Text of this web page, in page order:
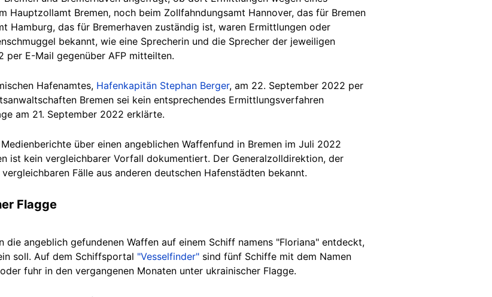
Hauptzollamt Bremen, noch beim Zollfahndungsamt Hannover, das für Bremen
Hamburg, das für Bremerhaven zuständig ist, waren Ermittlungen oder
bekannt, wie eine Sprecherin und die Sprecher der jeweiligen
per E-Mail gegenüber AFP mitteilten.
Hafenamtes, Hafenkapitän Stephan Berger, am 22. September 2022 per
Bremen sei kein entsprechendes Ermittlungsverfahren
am 21. September 2022 erklärte.
über einen angeblichen Waffenfund in Bremen im Juli 2022
ist kein vergleichbarer Vorfall dokumentiert. Der Generalzolldirektion, der
Fälle aus anderen deutschen Hafenstädten bekannt.
Flagge
angeblich gefundenen Waffen auf einem Schiff namens "Floriana" entdeckt,
soll. Auf dem Schiffsportal "Vesselfinder" sind fünf Schiffe mit dem Namen
fuhr in den vergangenen Monaten unter ukrainischer Flagge.